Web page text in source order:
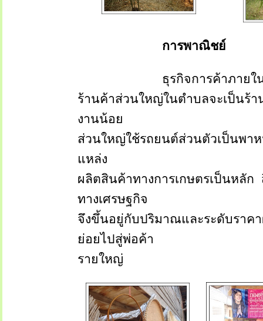
การพาณิชย์
ธุรกิจการค้าภาย
ร้านค้าส่วนใหญ่ในตำบลจะเป็นร้
งานน้อย
ส่วนใหญ่ใช้รถยนต์ส่วนตัวเป็นพา
แหล่ง
ผลิตสินค้าทางการเกษตรเป็นหลัก
ทางเศรษฐกิจ
จึงขึ้นอยู่กับปริมาณและระดับราคา
ย่อยไปสู่พ่อค้า
รายใหญ่